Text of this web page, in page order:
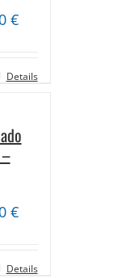
€
Details
€
Details